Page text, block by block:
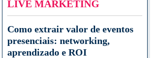
LIVE MARKETING
Como extrair valor de eventos
presenciais: networking,
aprendizado e ROI